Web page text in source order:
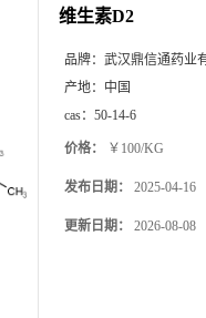
维生素D2
品牌： 武汉鼎信通药业
产地： 中国
cas： 50-14-6
价格： ￥100/KG
发布日期： 2025-04-16
更新日期： 2026-08-08